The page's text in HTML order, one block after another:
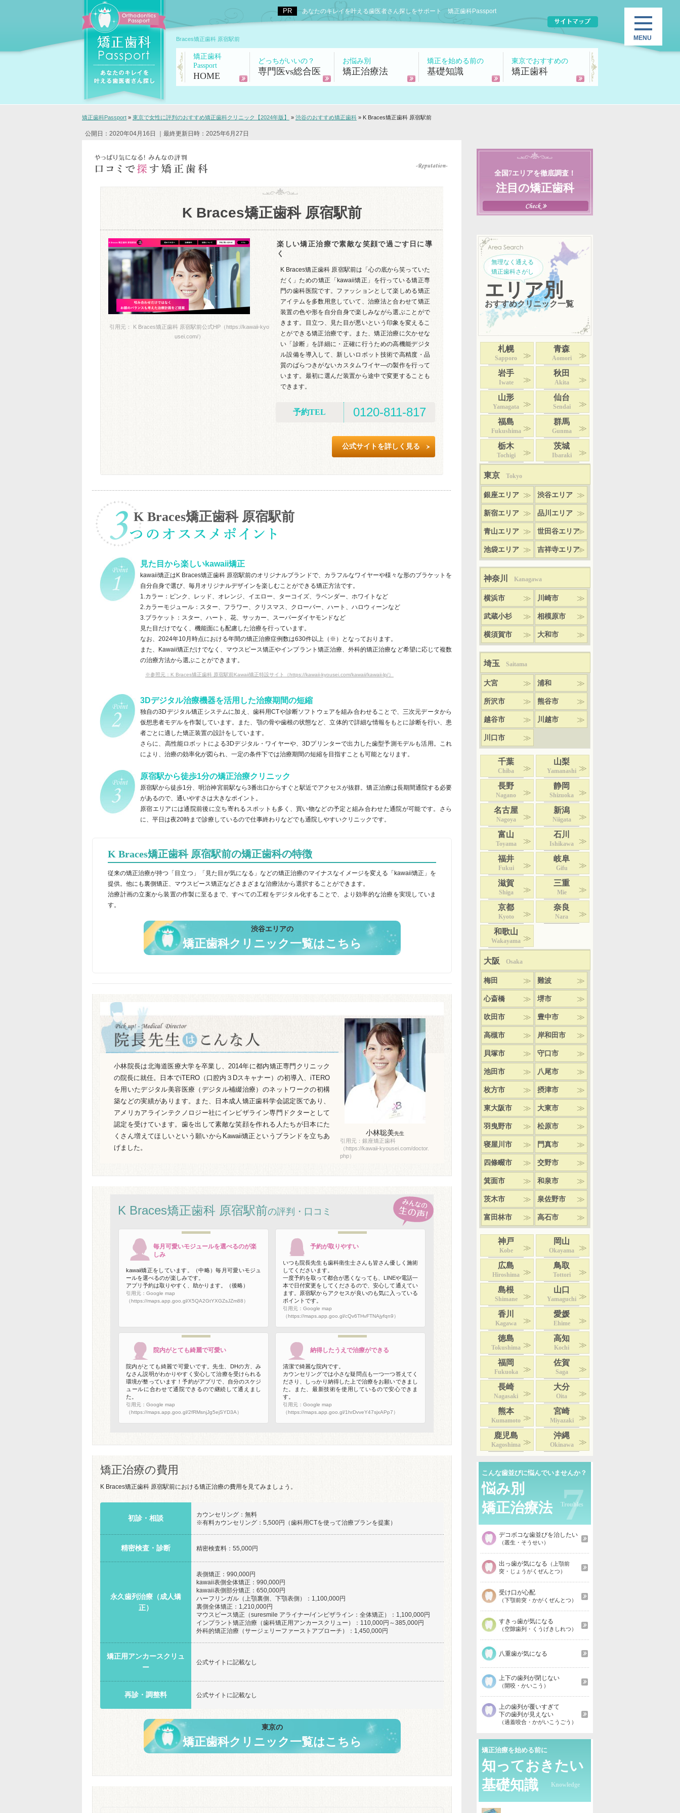
あなたのキレイを叶える歯医者さん探しをサポート 矯正歯科Passport
Braces矯正歯科 原宿駅前
矯正歯科
Passport
HOME
どっちがいいの？
専門医vs総合医
お悩み別
矯正治療法
矯正を始める前の
基礎知識
東京でおすすめの
矯正歯科
矯正歯科Passport » 東京で女性に評判のおすすめ矯正歯科クリニック【2024年版】 » 渋谷のおすすめ矯正歯科 » K Braces矯正歯科 原宿駅前
公開日：2020年04月16日 ｜最終更新日時：2025年6月27日
K Braces矯正歯科 原宿駅前
引用元： K Braces矯正歯科 原宿駅前公式HP（https://kawaii-kyo
usei.com/）
楽しい矯正治療で素敵な笑顔で過ごす日に導
く
K Braces矯正歯科 原宿駅前は「心の底から笑っていた
だく」ための矯正「kawaii矯正」を行っている矯正専
門の歯科医院です。ファッションとして楽しめる矯正
アイテムを多数用意していて、治療法と合わせて矯正
装置の色や形を自分自身で楽しみながら選ぶことがで
きます。目立つ、見た目が悪いという印象を変えるこ
とができる矯正治療です。また、矯正治療に欠かせな
い「診断」を詳細に・正確に行うための高機能デジタ
ル設備を導入して、新しいロボット技術で高精度・品
質のばらつきがないカスタムワイヤ―の製作を行って
います。最初に選んだ装置から途中で変更することも
できます。
予約TEL 0120-811-817
公式サイトを詳しく見る
K Braces矯正歯科 原宿駅前
見た目から楽しいkawaii矯正
kawaii矯正はK Braces矯正歯科 原宿駅前のオリジナルブランドで、カラフルなワイヤーや様々な形のブラケットを
自分自身で選び、毎月オリジナルデザインを楽しむことができる矯正方法です。
1.カラー：ピンク、レッド、オレンジ、イエロー、ターコイズ、ラベンダー、ホワイトなど
2.カラーモジュール：スター、フラワー、クリスマス、クローバー、ハート、ハロウィーンなど
3.ブラケット：スター、ハート、花、サッカー、スーパーダイヤモンドなど
見た目だけでなく、機能面にも配慮した治療を行っています。
なお、2024年10月時点における年間の矯正治療症例数は630件以上（※）となっております。
また、Kawaii矯正だけでなく、マウスピース矯正やインプラント矯正治療、外科的矯正治療など希望に応じて複数
の治療方法から選ぶことができます。
※参照元：K Braces矯正歯科 原宿駅前Kawaii矯正特設サイト（https://kawaii-kyousei.com/kawaii/kawaii-lp/）
3Dデジタル治療機器を活用した治療期間の短縮
独自の3Dデジタル矯正システムに加え、歯科用CTや診断ソフトウェアを組み合わせることで、三次元データから
仮想患者モデルを作製しています。また、顎の骨や歯根の状態など、立体的で詳細な情報をもとに診断を行い、患
者ごとに適した矯正装置の設計をしています。
さらに、高性能ロボットによる3Dデジタル・ワイヤーや、3Dプリンターで出力した歯型予測モデルも活用。これ
により、治療の効率化が図られ、一定の条件下では治療期間の短縮を目指すことも可能となります。
原宿駅から徒歩1分の矯正治療クリニック
原宿駅から徒歩1分、明治神宮前駅なら3番出口からすぐと駅近でアクセスが抜群。矯正治療は長期間通院する必要
があるので、通いやすさは大きなポイント。
原宿エリアには通院前後に立ち寄れるスポットも多く、買い物などの予定と組み合わせた通院が可能です。さら
に、平日は夜20時まで診療しているので仕事終わりなどでも通院しやすいクリニックです。
K Braces矯正歯科 原宿駅前の矯正歯科の特徴
従来の矯正治療が持つ「目立つ」「見た目が気になる」などの矯正治療のマイナスなイメージを変える「kawaii矯正」を
提供。他にも裏側矯正、マウスピース矯正などさまざまな治療法から選択することができます。
治療計画の立案から装置の作製に至るまで、すべての工程をデジタル化することで、より効率的な治療を実現していま
す。
渋谷エリアの
矯正歯科クリニック一覧はこちら
小林聡美先生
引用元：銀座矯正歯科
（https://kawaii-kyousei.com/doctor.
php）
小林院長は北海道医療大学を卒業し、2014年に都内矯正専門クリニック
の院長に就任。日本でiTERO（口腔内３Dスキャナー）の初導入、iTERO
を用いたデジタル美容医療（デジタル補綴治療）のネットワークの初構
築などの実績があります。また、日本成人矯正歯科学会認定医であり、
アメリカアラインテクノロジー社にインビザライン専門ドクターとして
認定を受けています。歯を出して素敵な笑顔を作れる人たちが日本にた
くさん増えてほしいという願いからKawaii矯正というブランドを立ちあ
げました。
K Braces矯正歯科 原宿駅前の評判・口コミ
毎月可愛いモジュールを選べるのが楽
しみ
kawaii矯正をしています。（中略）毎月可愛いモジュ
ールを選べるのが楽しみです。
アプリ予約は取りやすく、助かります。（後略）
引用元：Google map
（https://maps.app.goo.gl/X5QA2GtYXGZsJZm88）
予約が取りやすい
いつも院長先生も歯科衛生士さんも皆さん優しく施術
してくださいます。
一度予約を取って都合が悪くなっても、LINEや電話一
本で日付変更をしてくださるので、安心して通えてい
ます。原宿駅からアクセスが良いのも気に入っている
ポイントです。
引用元：Google map
（https://maps.app.goo.gl/cQv6THvFTNAjyfqn9）
院内がとても綺麗で可愛い
院内がとても綺麗で可愛いです。先生、DHの方、み
なさん説明がわかりやすく安心して治療を受けられる
環境が整っています！予約がアプリで、自分のスケジ
ュールに合わせて通院できるので継続して通えまし
た。
引用元：Google map
（https://maps.app.goo.gl/2fRMsnjJg5ejSYD3A）
納得したうえで治療ができる
清潔で綺麗な院内です。
カウンセリングでは小さな疑問点も一つ一つ答えてく
ださり、しっかり納得した上で治療をお願いできまし
た。また、最新技術を使用しているので安心できま
す。
引用元：Google map
（https://maps.app.goo.gl/1hrDvveY47sjxAPp7）
矯正治療の費用
K Braces矯正歯科 原宿駅前における矯正治療の費用を見てみましょう。
初診・相談
カウンセリング：無料
※有料カウンセリング：5,500円（歯科用CTを使って治療プランを提案）
精密検査・診断 精密検査料：55,000円
永久歯列治療（成人矯
正）
表側矯正：990,000円
kawaii表側全体矯正：990,000円
kawaii表側部分矯正：650,000円
ハーフリンガル（上顎裏側、下顎表側）：1,100,000円
裏側全体矯正：1,210,000円
マウスピース矯正（suresmile アライナー/インビザライン：全体矯正）：1,100,000円
インプラント矯正治療（歯科矯正用アンカースクリュー）：110,000円～385,000円
外科的矯正治療（サージェリーファーストアプローチ）：1,450,000円
矯正用アンカースクリュ
ー
公式サイトに記載なし
再診・調整料 公式サイトに記載なし
東京の
矯正歯科クリニック一覧はこちら
全国7エリアを徹底調査！
注目の矯正歯科
無理なく通える
矯正歯科さがし
エリア別
おすすめクリニック一覧
札幌
Sapporo
青森
Aomori
岩手
Iwate
秋田
Akita
山形
Yamagata
仙台
Sendai
福島
Fukushima
群馬
Gunma
栃木
Tochigi
茨城
Ibaraki
東京 Tokyo
銀座エリア 渋谷エリア
新宿エリア 品川エリア
青山エリア 世田谷エリア
池袋エリア 吉祥寺エリア
神奈川 Kanagawa
横浜市 川崎市
武蔵小杉 相模原市
横須賀市 大和市
埼玉 Saitama
大宮 浦和
所沢市 熊谷市
越谷市 川越市
川口市
千葉
Chiba
山梨
Yamanashi
長野
Nagano
静岡
Shizuoka
名古屋
Nagoya
新潟
Niigata
富山
Toyama
石川
Ishikawa
福井
Fukui
岐阜
Gifu
滋賀
Shiga
三重
Mie
京都
Kyoto
奈良
Nara
和歌山
Wakayama
大阪 Osaka
梅田 難波
心斎橋 堺市
吹田市 豊中市
高槻市 岸和田市
貝塚市 守口市
池田市 八尾市
枚方市 摂津市
東大阪市 大東市
羽曳野市 松原市
寝屋川市 門真市
四條畷市 交野市
箕面市 和泉市
茨木市 泉佐野市
富田林市 高石市
神戸
Kobe
岡山
Okayama
広島
Hiroshima
鳥取
Tottori
島根
Shimane
山口
Yamaguchi
香川
Kagawa
愛媛
Ehime
徳島
Tokushima
高知
Kochi
福岡
Fukuoka
佐賀
Saga
長崎
Nagasaki
大分
Oita
熊本
Kumamoto
宮崎
Miyazaki
鹿児島
Kagoshima
沖縄
Okinawa
こんな歯並びに悩んでいませんか？
悩み別
矯正治療法 7
デコボコな歯並びを治したい
（叢生・そうせい）
出っ歯が気になる （上顎前
突・じょうがくぜんとつ）
受け口が心配
（下顎前突・かがくぜんとつ）
すきっ歯が気になる
（空隙歯列・くうげきしれつ）
八重歯が気になる
上下の歯列が閉じない
（開咬・かいこう）
上の歯列が覆いすぎて
下の歯列が見えない
（過蓋咬合・かがいこうごう）
矯正治療を始める前に
知っておきたい
基礎知識